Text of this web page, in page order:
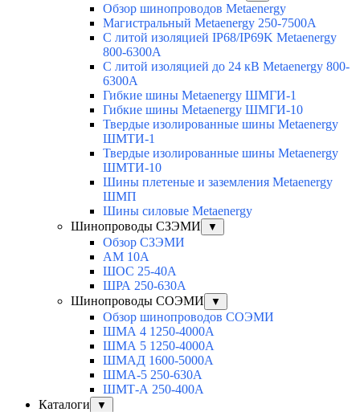
Обзор шинопроводов Metaenergy
Магистральный Metaenergy 250-7500A
С литой изоляцией IP68/IP69K Metaenergy
800-6300A
С литой изоляцией до 24 кВ Metaenergy 800-
6300A
Гибкие шины Metaenergy ШМГИ-1
Гибкие шины Metaenergy ШМГИ-10
Твердые изолированные шины Metaenergy
ШМТИ-1
Твердые изолированные шины Metaenergy
ШМТИ-10
Шины плетеные и заземления Metaenergy
ШМП
Шины силовые Metaenergy
Шинопроводы СЗЭМИ
▼
Обзор СЗЭМИ
АМ 10А
ШОС 25-40А
ШРА 250-630А
Шинопроводы СОЭМИ
▼
Обзор шинопроводов СОЭМИ
ШМА 4 1250-4000А
ШМА 5 1250-4000А
ШМАД 1600-5000А
ШМА-5 250-630А
ШМТ-А 250-400А
Каталоги
▼